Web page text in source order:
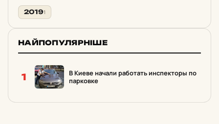
20191
НАЙПОПУЛЯРНІШЕ
1
В Киеве начали работать инспекторы по
парковке